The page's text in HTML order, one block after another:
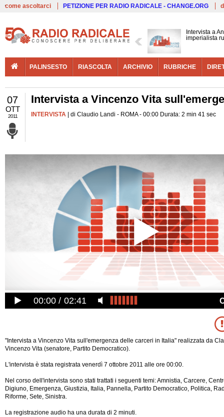
come ascoltarci PETIZIONE PER RADIO RADICALE - CHANGE.ORG
Intervista a
imperialista
PALINSESTO RIASCOLTA ARCHIVIO RUBRICHE
07
OTT
2011
Intervista a Vincenzo Vita
INTERVISTA | di Claudio Landi - ROMA - 00:00 Durata: 2 min 41 sec
00:00 02:41
"Intervista a Vincenzo Vita sull'emergenza delle carceri in Italia" realizzata da
Vincenzo Vita (senatore, Partito Democratico).
L'intervista è stata registrata venerdì 7 ottobre 2011 alle ore 00:00.
Nel corso dell'intervista sono stati trattati i seguenti temi: Amnistia, Carcere,
Digiuno, Emergenza, Giustizia, Italia, Pannella, Partito Democratico, Politica,
Riforme, Sete, Sinistra.
La registrazione audio ha una durata di 2 minuti.